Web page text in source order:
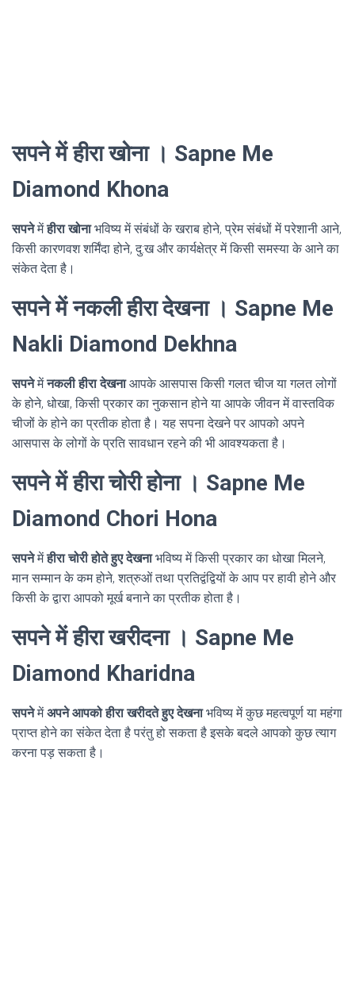
सपने में हीरा खोना । Sapne Me
Diamond Khona
सपनेमेंहीरा खोनाभविष्य में संबंधों के खराब होने, प्रेम संबंधों में परेशानी आने,
किसी कारणवश शर्मिंदा होने, दु:ख और कार्यक्षेत्र में किसी समस्या के आने का
संकेत देता है।
सपने में नकली हीरा देखना । Sapne Me
Nakli Diamond Dekhna
सपनेमेंनकली हीरा देखनाआपके आसपास किसी गलत चीज या गलत लोगों
के होने, धोखा, किसी प्रकार का नुकसान होने या आपके जीवन में वास्तविक
चीजों के होने का प्रतीक होता है। यह सपना देखने पर आपको अपने
आसपास के लोगों के प्रति सावधान रहने की भी आवश्यकता है।
सपने में हीरा चोरी होना । Sapne Me
Diamond Chori Hona
सपनेमेंहीरा चोरी होते हुए देखनाभविष्य में किसी प्रकार का धोखा मिलने,
मान सम्मान के कम होने, शत्रुओं तथा प्रतिद्वंद्वियों के आप पर हावी होने और
किसी के द्वारा आपको मूर्ख बनाने का प्रतीक होता है।
सपने में हीरा खरीदना । Sapne Me
Diamond Kharidna
सपनेमेंअपने आपको हीरा खरीदते हुए देखनाभविष्य में कुछ महत्वपूर्ण या महंगा
प्राप्त होने का संकेत देता है परंतु हो सकता है इसके बदले आपको कुछ त्याग
करना पड़ सकता है।